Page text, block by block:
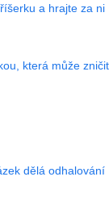
a hrajte za ni
která může zničit
dělá odhalování